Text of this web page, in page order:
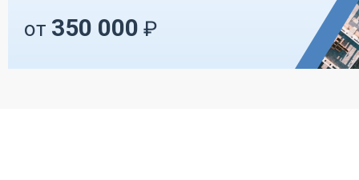
от 350 000 ₽